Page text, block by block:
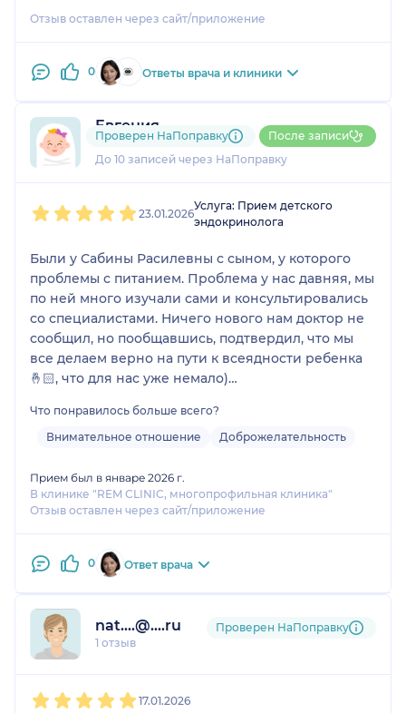
Отзыв оставлен через сайт/приложение
0 Ответы врача и клиники
Евгения
5 отзывов
До 10 записей через НаПоправку
Проверен НаПоправку После записи
23.01.2026
Услуга: Прием детского
эндокринолога
Были у Сабины Расилевны с сыном, у которого
проблемы с питанием. Проблема у нас давняя, мы
по ней много изучали сами и консультировались
со специалистами. Ничего нового нам доктор не
сообщил, но пообщавшись, подтвердил, что мы
все делаем верно на пути к всеядности ребенка
🤞🏻, что для нас уже немало)
нет никаких сомнений! Большое спасибо!
Что понравилось больше всего?
Внимательное отношение
Доброжелательность
Прием был в январе 2026 г.
В клинике "REM CLINIC, многопрофильная клиника"
Отзыв оставлен через сайт/приложение
0 Ответ врача
nat....@....ru
1 отзыв
Проверен НаПоправку
17.01.2026